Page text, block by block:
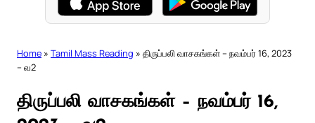
Home » Tamil Mass Reading » திருப்பலி வாசகங்கள் – நவம்பர் 16, 2023
– வ2
திருப்பலி வாசகங்கள் – நவம்பர் 16,